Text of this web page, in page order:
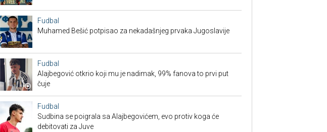
Fudbal
Muhamed Bešić potpisao za nekadašnjeg prvaka Jugoslavije
Fudbal
Alajbegović otkrio koji mu je nadimak, 99% fanova to prvi put
čuje
Fudbal
Sudbina se poigrala sa Alajbegovićem, evo protiv koga će
debitovati za Juve